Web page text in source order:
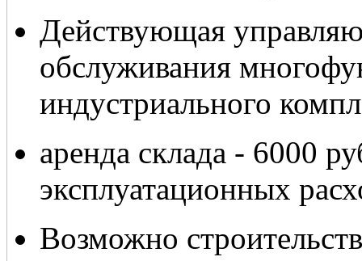
Действующая
обслуживания
индустриального
аренда склада - 6000
эксплуатационных
Возможно